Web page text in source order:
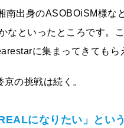
南出身のASOBOiSM様な
なといったところです。
に集まってきてもら
の挑戦は続く。
になりたい」とい